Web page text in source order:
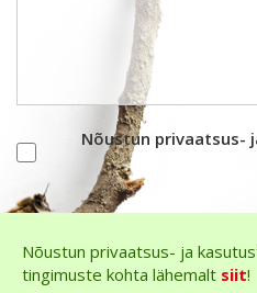
Nõustun privaatsus-
Nõustun privaatsus- ja
tingimuste kohta lähemalt siit!